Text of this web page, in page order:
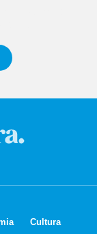
Cultura